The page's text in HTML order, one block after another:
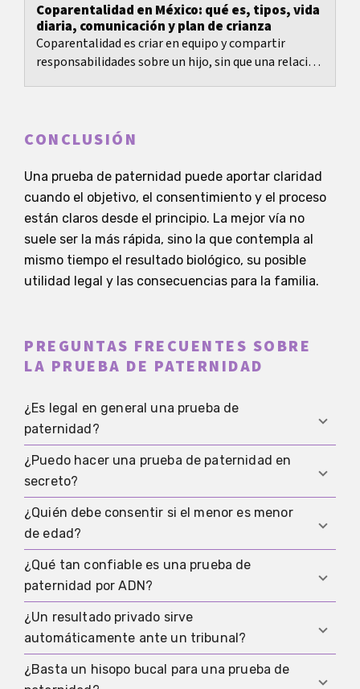
Coparentalidad en México: qué es, tipos, vida
diaria, comunicación y plan de crianza
Coparentalidad es criar en equipo y compartir
responsabilidades sobre un hijo, sin que una relación
CONCLUSIÓN
Una prueba de paternidad puede aportar claridad
cuando el objetivo, el consentimiento y el proceso
están claros desde el principio. La mejor vía no
suele ser la más rápida, sino la que contempla al
mismo tiempo el resultado biológico, su posible
utilidad legal y las consecuencias para la familia.
PREGUNTAS FRECUENTES SOBRE
LA PRUEBA DE PATERNIDAD
¿Es legal en general una prueba de
paternidad?
En principio sí, pero los requisitos exactos
dependen del país y de la situación concreta. En
la mayoría de lugares, el consentimiento y una
toma de muestras conforme a la norma son
esenciales.
¿Puedo hacer una prueba de paternidad en
secreto?
Casi nunca es la vía adecuada, porque las
muestras obtenidas en secreto generan
enseguida dudas sobre consentimiento,
procedencia de la muestra y utilidad posterior.
¿Quién debe consentir si el menor es menor
de edad?
Eso debe revisarse cuidadosamente en el caso
concreto antes de la prueba, porque no toda
persona implicada puede consentir por sí sola de
forma válida.
¿Qué tan confiable es una prueba de
paternidad por ADN?
Si se realiza correctamente, la paternidad puede
excluirse de forma muy confiable o respaldarse
con una probabilidad muy alta, pero la atribución
¿Un resultado privado sirve
automáticamente ante un tribunal?
No automáticamente, porque en situaciones
¿Basta un hisopo bucal para una prueba de